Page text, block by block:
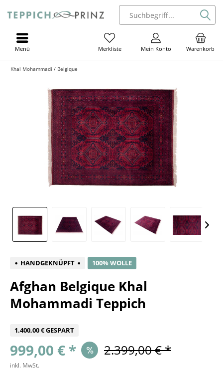
Warenkorb
Mein Konto
Merkliste
Menü
Khal Mohammadi / Belgique
HANDGEKNÜPFT 100% WOLLE
Afghan Belgique Khal
Mohammadi Teppich
1.400,00 € GESPART
999,00 € * 2.399,00 € *
inkl. MwSt.